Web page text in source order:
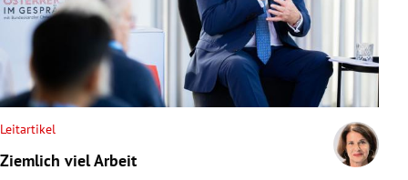
Leitartikel
Ziemlich viel Arbeit